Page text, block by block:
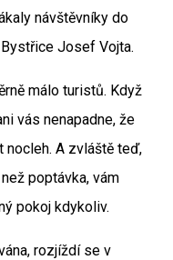
návštěvníky do
Josef Vojta.
málo turistů. Když
vás nenapadne, že
A zvláště teď,
poptávka, vám
pokoj kdykoliv.
rozjíždí se v